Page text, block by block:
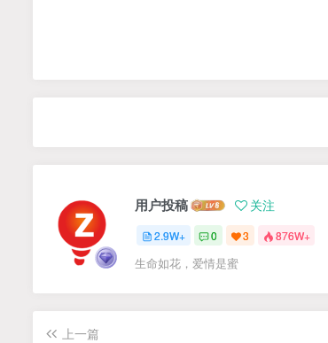
用户投稿 关注
2.9W+ 0 3 876W+
生命如花，爱情是蜜
上一篇